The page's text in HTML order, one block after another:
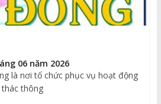
06 năm 2026
là nơi tổ chức phục vụ hoạt động
thông